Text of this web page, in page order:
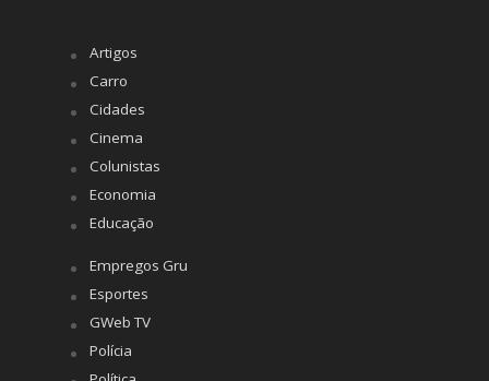
Artigos
Carro
Cidades
Cinema
Colunistas
Economia
Educação
Empregos Gru
Esportes
GWeb TV
Polícia